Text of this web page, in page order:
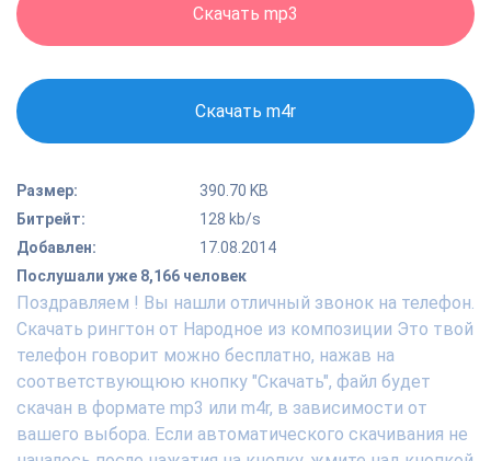
Скачать mp3
Скачать m4r
Размер:
390.70 KB
Битрейт:
128 kb/s
Добавлен:
17.08.2014
Послушали уже 8,166 человек
Поздравляем ! Вы нашли отличный звонок на телефон.
Скачать рингтон от Народное из композиции Это твой
телефон говорит можно бесплатно, нажав на
соответствующюю кнопку "Скачать", файл будет
скачан в формате mp3 или m4r, в зависимости от
вашего выбора. Если автоматического скачивания не